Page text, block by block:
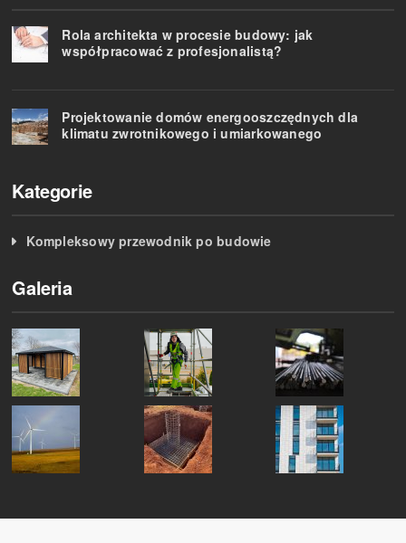
Rola architekta w procesie budowy: jak
współpracować z profesjonalistą?
Projektowanie domów energooszczędnych dla
klimatu zwrotnikowego i umiarkowanego
Kategorie
Kompleksowy przewodnik po budowie
Galeria